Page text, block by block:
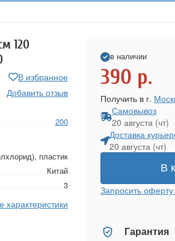
120
В избранное
Добавить отзыв
200
пластик
Китай
3
характеристики
в наличии
390 р.
Получить в г.
Самовывоз
20 августа (чт)
Доставка
20 августа (чт)
В
Запросить
Гарантия